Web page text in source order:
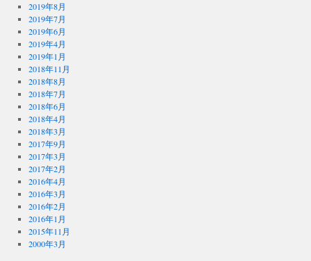
2019年8月
2019年7月
2019年6月
2019年4月
2019年1月
2018年11月
2018年8月
2018年7月
2018年6月
2018年4月
2018年3月
2017年9月
2017年3月
2017年2月
2016年4月
2016年3月
2016年2月
2016年1月
2015年11月
2000年3月